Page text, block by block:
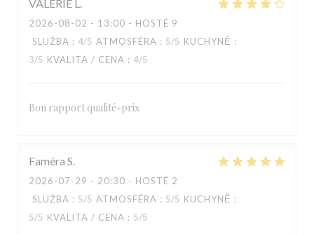
VALERIE L
2026-08-02 - 13:00 - HOSTÉ 9
SLUŽBA : 4/5 ATMOSFÉRA : 5/5 KUCHYNĚ :
3/5 KVALITA / CENA : 4/5
Bon rapport qualité-prix
Faméra S
2026-07-29 - 20:30 - HOSTÉ 2
SLUŽBA : 5/5 ATMOSFÉRA : 5/5 KUCHYNĚ :
5/5 KVALITA / CENA : 5/5